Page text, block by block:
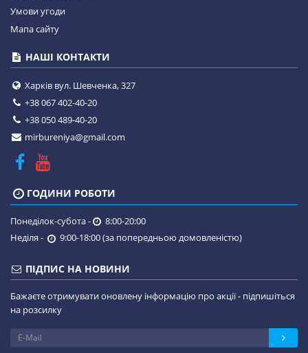
Умови угоди
Мапа сайту
НАШІ КОНТАКТИ
Харків вул. Шевченка, 327
+38 067 402-40-20
+38 050 489-40-20
mirbureniya@gmail.com
ГОДИНИ РОБОТИ
Понеділок-субота -
8:00-20:00
Неділя -
9:00-18:00 (за попередньою домовленістю)
ПІДПИС НА НОВИНИ
Бажаєте отримувати оновлену інформацію про акції - підпишіться
на розсилку